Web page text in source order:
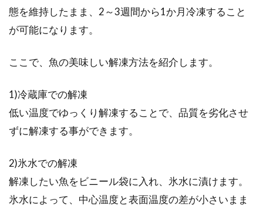
態を維持したまま、2～3週間から1か月冷凍すること
が可能になります。
ここで、魚の美味しい解凍方法を紹介します。
1)冷蔵庫での解凍
低い温度でゆっくり解凍することで、品質を劣化させ
ずに解凍する事ができます。
2)氷水での解凍
解凍したい魚をビニール袋に入れ、氷水に漬けます。
氷水によって、中心温度と表面温度の差が小さいまま